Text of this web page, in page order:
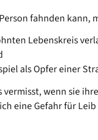
fahnden kann,
Lebenskreis
als Opfer einer
wenn sie
eine Gefahr für